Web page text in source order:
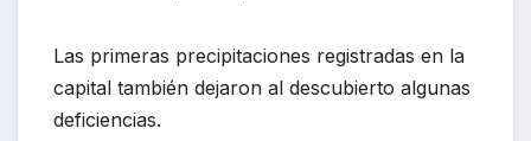
Las primeras precipitaciones registradas en la
capital también dejaron al descubierto algunas
deficiencias.